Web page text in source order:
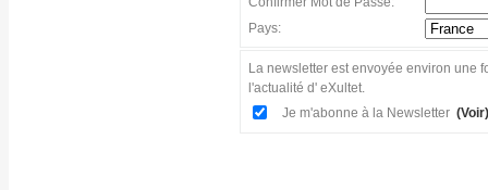
Pays:
La newsletter est envoyée environ une
l'actualité d' eXultet.
Je m'abonne à la Newsletter (Voir)